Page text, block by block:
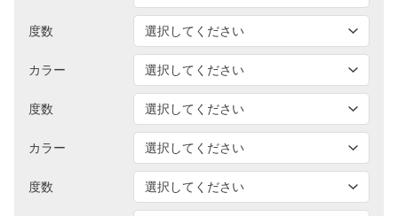
度数
カラー
度数
カラー
度数